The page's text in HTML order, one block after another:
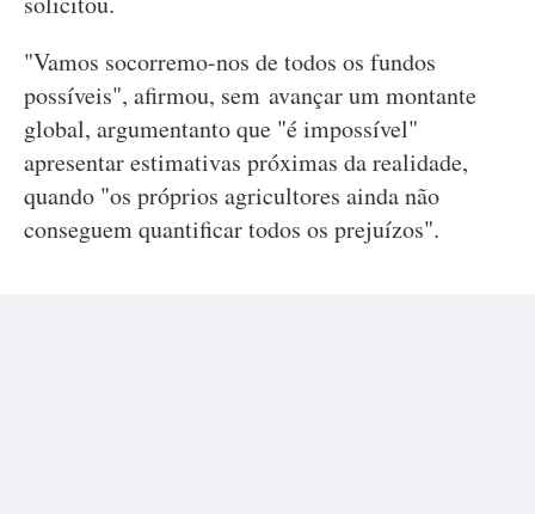
"Vamos socorremo-nos de todos os fundos
possíveis", afirmou, sem avançar um montante
global, argumentanto que "é impossível"
apresentar estimativas próximas da realidade,
quando "os próprios agricultores ainda não
conseguem quantificar todos os prejuízos".